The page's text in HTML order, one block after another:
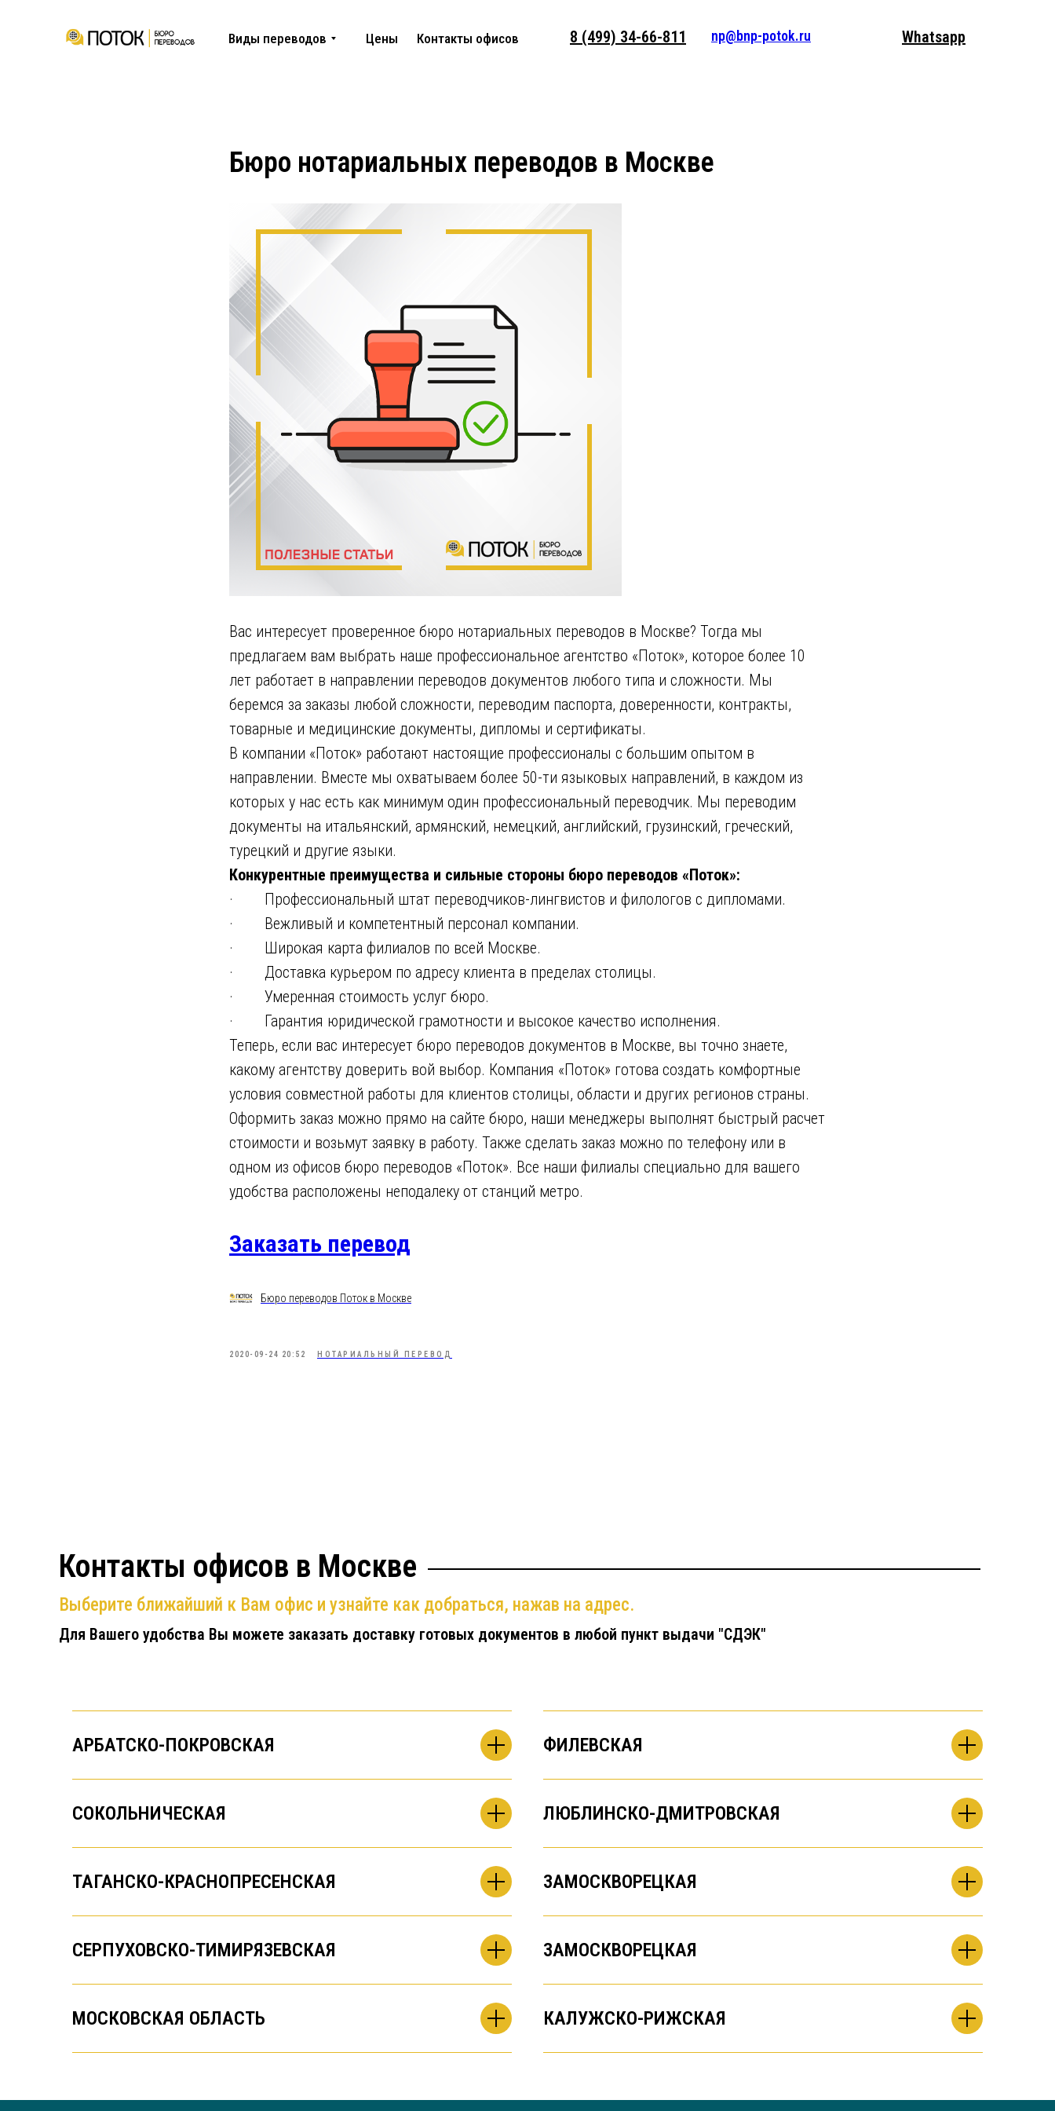
8 (499) 34-66-811 Whatsapp
np@bnp-potok.ru
Виды переводов Цены Контакты офисов
Бюро нотариальных переводов в Москве
Вас интересует проверенное бюро нотариальных переводов в Москве? Тогда мы
предлагаем вам выбрать наше профессиональное агентство «Поток», которое более 10
лет работает в направлении переводов документов любого типа и сложности. Мы
беремся за заказы любой сложности, переводим паспорта, доверенности, контракты,
товарные и медицинские документы, дипломы и сертификаты.
В компании «Поток» работают настоящие профессионалы с большим опытом в
направлении. Вместе мы охватываем более 50-ти языковых направлений, в каждом из
которых у нас есть как минимум один профессиональный переводчик. Мы переводим
документы на итальянский, армянский, немецкий, английский, грузинский, греческий,
турецкий и другие языки.
Конкурентные преимущества и сильные стороны бюро переводов «Поток»:
· Профессиональный штат переводчиков-лингвистов и филологов с дипломами.
· Вежливый и компетентный персонал компании.
· Широкая карта филиалов по всей Москве.
· Доставка курьером по адресу клиента в пределах столицы.
· Умеренная стоимость услуг бюро.
· Гарантия юридической грамотности и высокое качество исполнения.
Теперь, если вас интересует бюро переводов документов в Москве, вы точно знаете,
какому агентству доверить вой выбор. Компания «Поток» готова создать комфортные
условия совместной работы для клиентов столицы, области и других регионов страны.
Оформить заказ можно прямо на сайте бюро, наши менеджеры выполнят быстрый расчет
стоимости и возьмут заявку в работу. Также сделать заказ можно по телефону или в
одном из офисов бюро переводов «Поток». Все наши филиалы специально для вашего
удобства расположены неподалеку от станций метро.
Заказать перевод
Бюро переводов Поток в Москве
2020-09-24 20:52 НОТАРИАЛЬНЫЙ ПЕРЕВОД
Контакты офисов в Москве
Выберите ближайший к Вам офис и узнайте как добраться, нажав на адрес.
Для Вашего удобства Вы можете заказать доставку готовых документов в любой пункт выдачи "СДЭК"
АРБАТСКО-ПОКРОВСКАЯ
СОКОЛЬНИЧЕСКАЯ
ТАГАНСКО-КРАСНОПРЕСЕНСКАЯ
СЕРПУХОВСКО-ТИМИРЯЗЕВСКАЯ
МОСКОВСКАЯ ОБЛАСТЬ
ФИЛЕВСКАЯ
ЛЮБЛИНСКО-ДМИТРОВСКАЯ
ЗАМОСКВОРЕЦКАЯ
ЗАМОСКВОРЕЦКАЯ
КАЛУЖСКО-РИЖСКАЯ